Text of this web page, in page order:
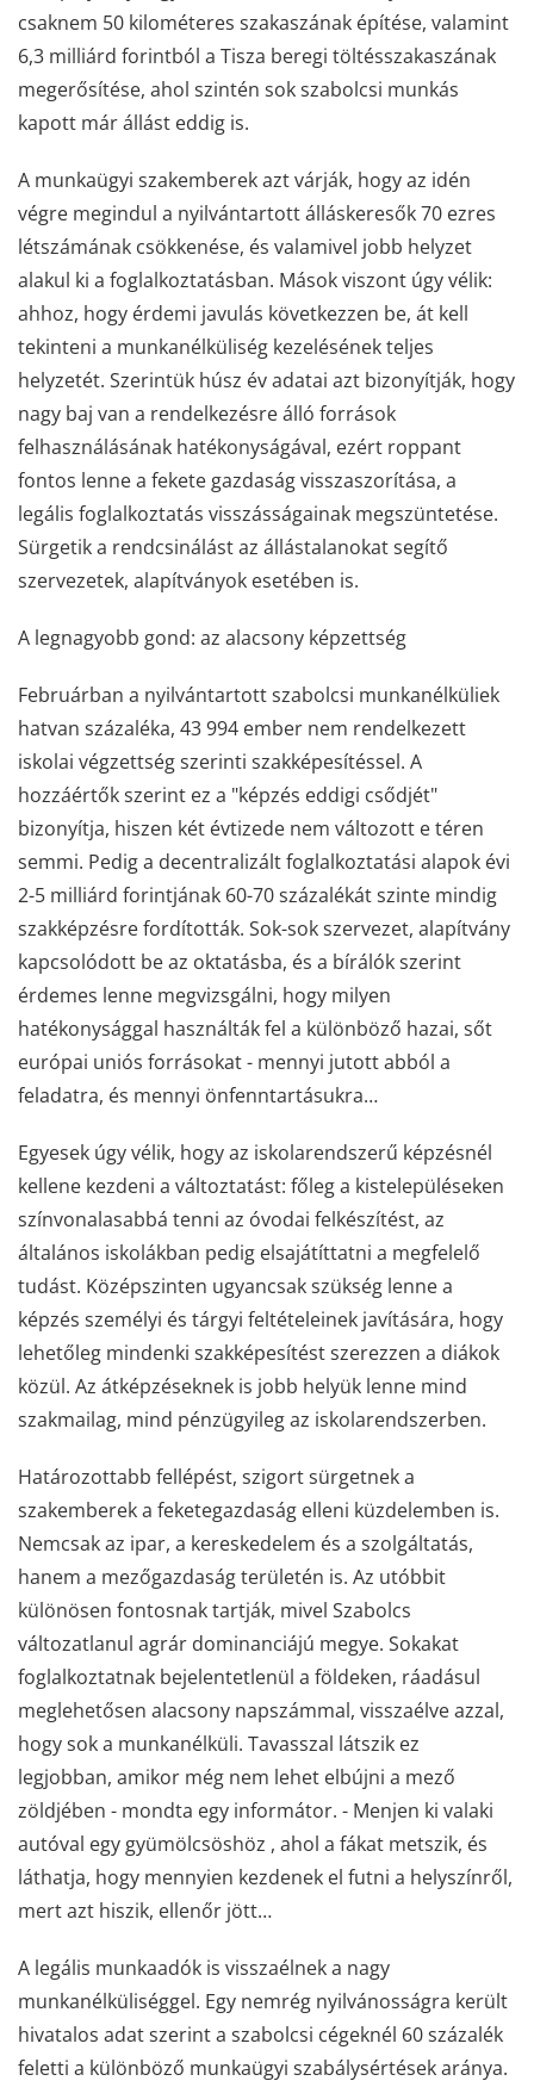
csaknem 50 kilométeres szakaszának építése, valamint
6,3 milliárd forintból a Tisza beregi töltésszakaszának
megerősítése, ahol szintén sok szabolcsi munkás
kapott már állást eddig is.
A munkaügyi szakemberek azt várják, hogy az idén
végre megindul a nyilvántartott álláskeresők 70 ezres
létszámának csökkenése, és valamivel jobb helyzet
alakul ki a foglalkoztatásban. Mások viszont úgy vélik:
ahhoz, hogy érdemi javulás következzen be, át kell
tekinteni a munkanélküliség kezelésének teljes
helyzetét. Szerintük húsz év adatai azt bizonyítják, hogy
nagy baj van a rendelkezésre álló források
felhasználásának hatékonyságával, ezért roppant
fontos lenne a fekete gazdaság visszaszorítása, a
legális foglalkoztatás visszásságainak megszüntetése.
Sürgetik a rendcsinálást az állástalanokat segítő
szervezetek, alapítványok esetében is.
A legnagyobb gond: az alacsony képzettség
Februárban a nyilvántartott szabolcsi munkanélküliek
hatvan százaléka, 43 994 ember nem rendelkezett
iskolai végzettség szerinti szakképesítéssel. A
hozzáértők szerint ez a "képzés eddigi csődjét"
bizonyítja, hiszen két évtizede nem változott e téren
semmi. Pedig a decentralizált foglalkoztatási alapok évi
2-5 milliárd forintjának 60-70 százalékát szinte mindig
szakképzésre fordították. Sok-sok szervezet, alapítvány
kapcsolódott be az oktatásba, és a bírálók szerint
érdemes lenne megvizsgálni, hogy milyen
hatékonysággal használták fel a különböző hazai, sőt
európai uniós forrásokat - mennyi jutott abból a
feladatra, és mennyi önfenntartásukra…
Egyesek úgy vélik, hogy az iskolarendszerű képzésnél
kellene kezdeni a változtatást: főleg a kistelepüléseken
színvonalasabbá tenni az óvodai felkészítést, az
általános iskolákban pedig elsajátíttatni a megfelelő
tudást. Középszinten ugyancsak szükség lenne a
képzés személyi és tárgyi feltételeinek javítására, hogy
lehetőleg mindenki szakképesítést szerezzen a diákok
közül. Az átképzéseknek is jobb helyük lenne mind
szakmailag, mind pénzügyileg az iskolarendszerben.
Határozottabb fellépést, szigort sürgetnek a
szakemberek a feketegazdaság elleni küzdelemben is.
Nemcsak az ipar, a kereskedelem és a szolgáltatás,
hanem a mezőgazdaság területén is. Az utóbbit
különösen fontosnak tartják, mivel Szabolcs
változatlanul agrár dominanciájú megye. Sokakat
foglalkoztatnak bejelentetlenül a földeken, ráadásul
meglehetősen alacsony napszámmal, visszaélve azzal,
hogy sok a munkanélküli. Tavasszal látszik ez
legjobban, amikor még nem lehet elbújni a mező
zöldjében - mondta egy informátor. - Menjen ki valaki
autóval egy gyümölcsöshöz , ahol a fákat metszik, és
láthatja, hogy mennyien kezdenek el futni a helyszínről,
mert azt hiszik, ellenőr jött…
A legális munkaadók is visszaélnek a nagy
munkanélküliséggel. Egy nemrég nyilvánosságra került
hivatalos adat szerint a szabolcsi cégeknél 60 százalék
feletti a különböző munkaügyi szabálysértések aránya.